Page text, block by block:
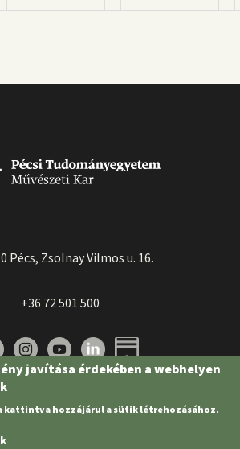
Pécs, Zsolnay Vilmos u. 16.
+36 72 501 500
javítása érdekében a webhelyen
kattintva hozzájárul a sütik létrehozásához.